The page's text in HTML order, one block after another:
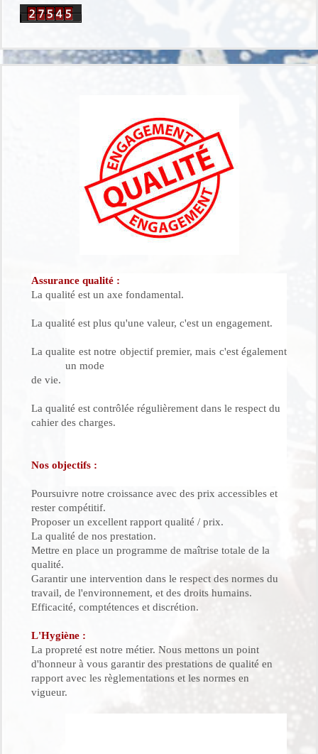
Assurance qualité :
La qualité est un axe fondamental.
La qualité est plus qu'une valeur, c'est un engagement.
La qualite est notre objectif premier, mais c'est également
un mode
de vie.
La qualité est contrôlée régulièrement dans le respect du
cahier des charges.
Nos objectifs :
Poursuivre notre croissance avec des prix accessibles et
rester compétitif.
Proposer un excellent rapport qualité / prix.
La qualité de nos prestation.
Mettre en place un programme de maîtrise totale de la
qualité.
Garantir une intervention dans le respect des normes du
travail, de l'environnement, et des droits humains.
Efficacité, comptétences et discrétion.
L'Hygiène :
La propreté est notre métier. Nous mettons un point
d'honneur à vous garantir des prestations de qualité en
rapport avec les règlementations et les normes en
vigueur.